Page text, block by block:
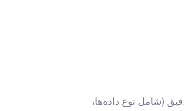
(شامل نوع داده‌ها،